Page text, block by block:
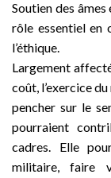
Soutien des
rôle essentiel en
l’éthique.
Largement
coût, l’exercice
pencher sur le
pourraient
cadres. Elle
militaire, faire